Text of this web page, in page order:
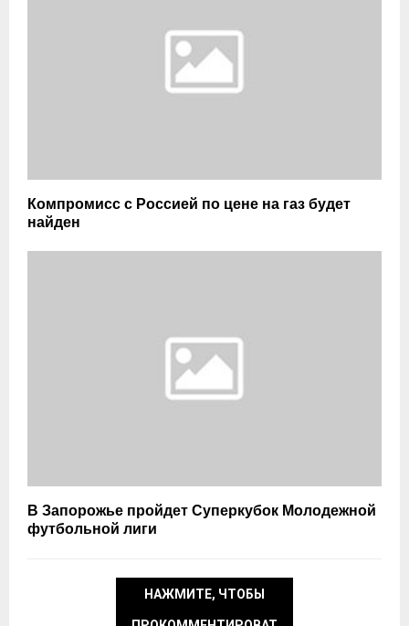
Компромисс с Россией по цене на газ будет
найден
В Запорожье пройдет Суперкубок Молодежной
футбольной лиги
НАЖМИТЕ, ЧТОБЫ